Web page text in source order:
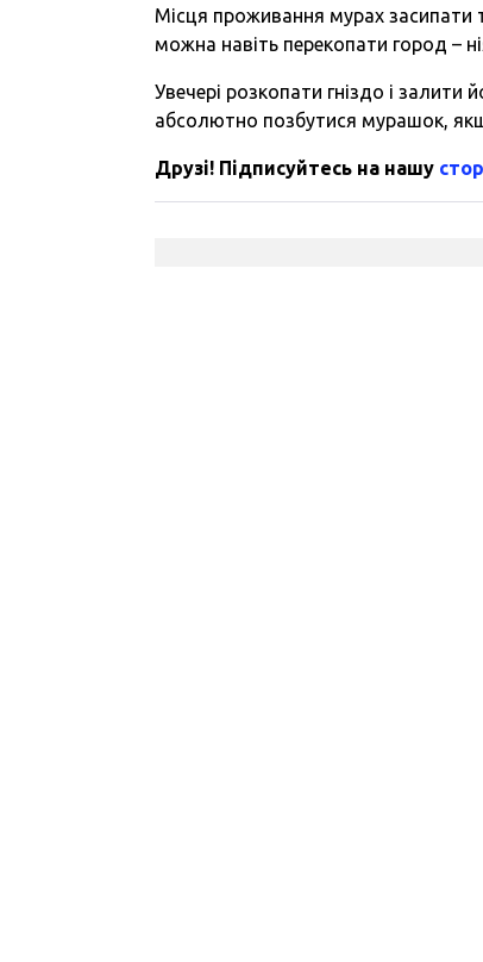
Місця проживання мурах засипати
можна навіть перекопати город –
Увечері розкопати гніздо і
абсолютно позбутися мурашок,
Друзі! Підписуйтесь на нашу